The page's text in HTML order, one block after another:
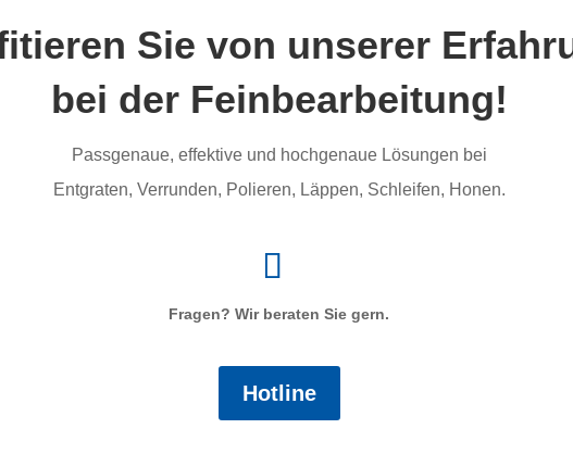
Sie von unserer
bei der Feinbearbeitung!
Passgenaue, effektive und hochgenaue Lösungen bei
Entgraten, Verrunden, Polieren, Läppen, Schleifen, Honen.
Fragen? Wir beraten Sie gern.
Hotline